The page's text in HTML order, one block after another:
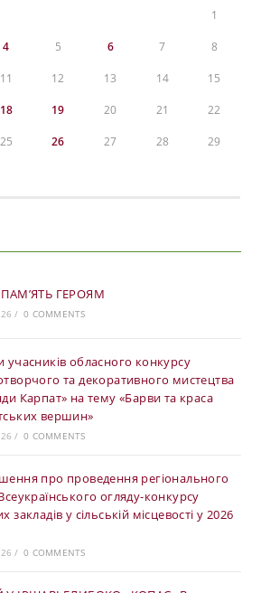
1
4 5 6 7 8
11 12 13 14 15
18 19 20 21 22
25 26 27 28 29
ГЕРОЯМ
/ 0 COMMENTS
учасників обласного конкурсу
та декоративного мистецтва
Карпат» на тему «Барви та краса
вершин»
/ 0 COMMENTS
про проведення регіонального
огляду-конкурсу
закладів у сільській місцевості у 2026
/ 0 COMMENTS